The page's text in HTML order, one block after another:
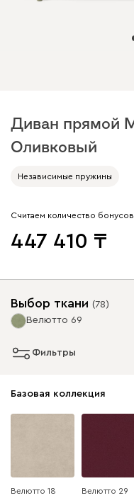
Диван прямой
Оливковый
Независимые пружины
Считаем количество
447 410
Выбор ткани (78)
Велютто 69
Фильтры
Базовая коллекция
Велютто 18 Велютто 29